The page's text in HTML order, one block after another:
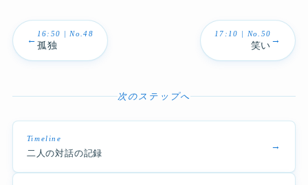
←
16:50 | No.48
孤独 →
17:10 | No.50
笑い
次のステップへ
Timeline
二人の対話の記録
→